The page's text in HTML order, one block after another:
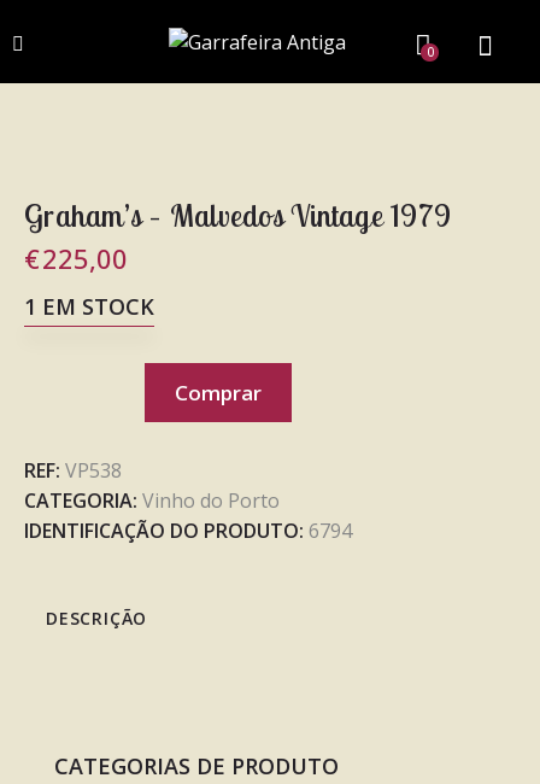
0
Graham’s – Malvedos Vintage 1979
€225,00
1 EM STOCK
Comprar
REF: VP538
CATEGORIA: Vinho do Porto
IDENTIFICAÇÃO DO PRODUTO: 6794
DESCRIÇÃO
CATEGORIAS DE PRODUTO